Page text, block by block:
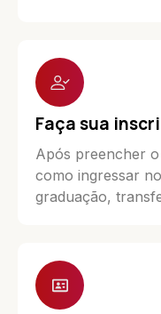
Faça sua
Após preencher
como ingressar
graduação,